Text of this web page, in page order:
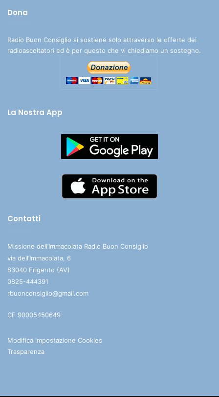
Dona
Radio Buon Consiglio si sostiene solo attraverso le offerte dei
radioascoltatori ed è per questo che vi chiediamo un sostegno.
La Nostra App
Contatti
Missione dell’Immacolata Radio Buon Consiglio
via dell’Immacolata, 6
83040 Frigento (AV)
0825-444391
rbuonconsiglio@gmail.com
CF 90005450649
Modifica impostazione Cookies
Trasparenza